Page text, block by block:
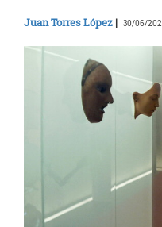
Juan Torres López | 30/06/